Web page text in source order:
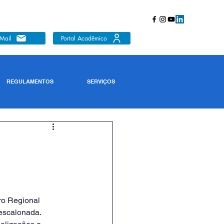
Portal Acadêmico
REGULAMENTOS SERVIÇOS